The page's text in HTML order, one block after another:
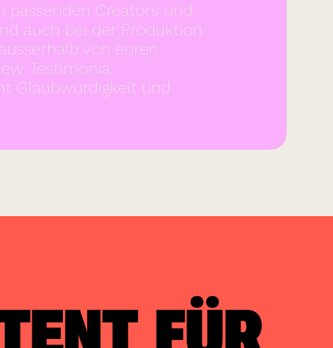
passenden Creators und
auch bei der Produktion
von euren
Testimonia,
Glaubwürdigkeit und